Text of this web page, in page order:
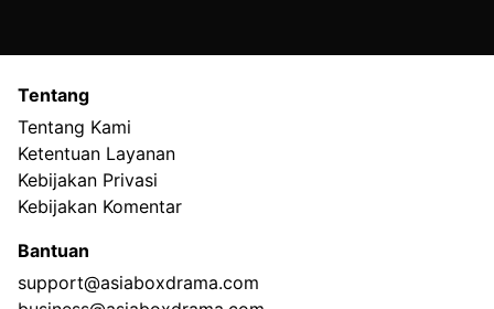
Tentang
Tentang Kami
Ketentuan Layanan
Kebijakan Privasi
Kebijakan Komentar
Bantuan
support@asiaboxdrama.com